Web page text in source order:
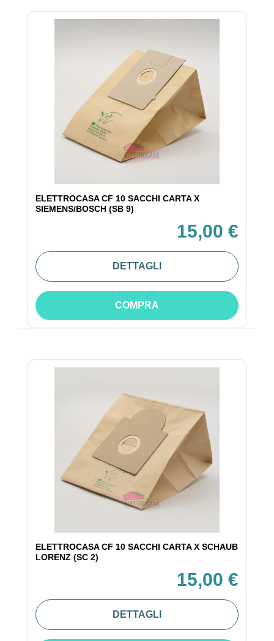
ELETTROCASA CF 10 SACCHI CARTA X
SIEMENS/BOSCH (SB 9)
15,00 €
DETTAGLI
COMPRA
ELETTROCASA CF 10 SACCHI CARTA X SCHAUB
LORENZ (SC 2)
15,00 €
DETTAGLI